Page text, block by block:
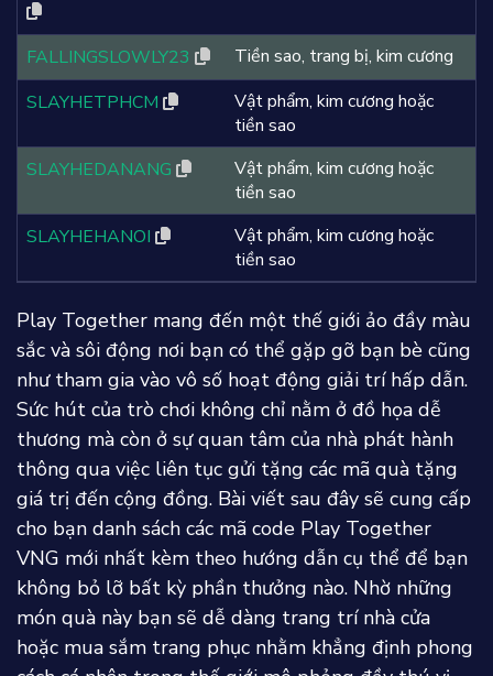
FALLINGSLOWLY23
Tiền sao, trang bị, kim cương
SLAYHETPHCM
Vật phẩm, kim cương hoặc
tiền sao
SLAYHEDANANG
Vật phẩm, kim cương hoặc
tiền sao
SLAYHEHANOI
Vật phẩm, kim cương hoặc
tiền sao
Play Together mang đến một thế giới ảo đầy màu
sắc và sôi động nơi bạn có thể gặp gỡ bạn bè cũng
như tham gia vào vô số hoạt động giải trí hấp dẫn.
Sức hút của trò chơi không chỉ nằm ở đồ họa dễ
thương mà còn ở sự quan tâm của nhà phát hành
thông qua việc liên tục gửi tặng các mã quà tặng
giá trị đến cộng đồng. Bài viết sau đây sẽ cung cấp
cho bạn danh sách các mã code Play Together
VNG mới nhất kèm theo hướng dẫn cụ thể để bạn
không bỏ lỡ bất kỳ phần thưởng nào. Nhờ những
món quà này bạn sẽ dễ dàng trang trí nhà cửa
hoặc mua sắm trang phục nhằm khẳng định phong